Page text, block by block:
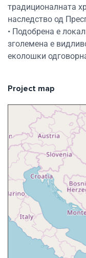
традиционалната
наследство од
• Подобрена е
зголемена е
еколошки
Project map